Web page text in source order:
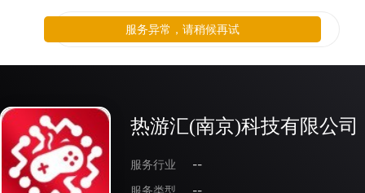
热游汇(南京)科技有限公司
服务行业
--
服务类型
--
服务异常，请稍候再试